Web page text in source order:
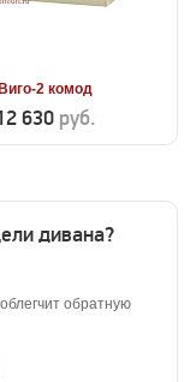
Виго-2 комод
630 руб.
дивана?
обратную